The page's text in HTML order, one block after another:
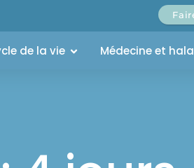
de la vie Médecine et